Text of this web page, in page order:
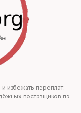
избежать переплат.
поставщиков по